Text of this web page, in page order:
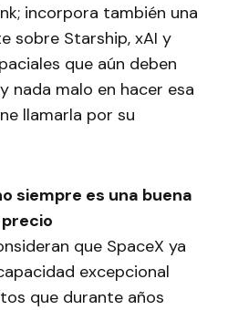
incorpora también una
sobre Starship, xAI y
que aún deben
nada malo en hacer esa
llamarla por su
siempre es una buena
que SpaceX ya
excepcional
que durante años